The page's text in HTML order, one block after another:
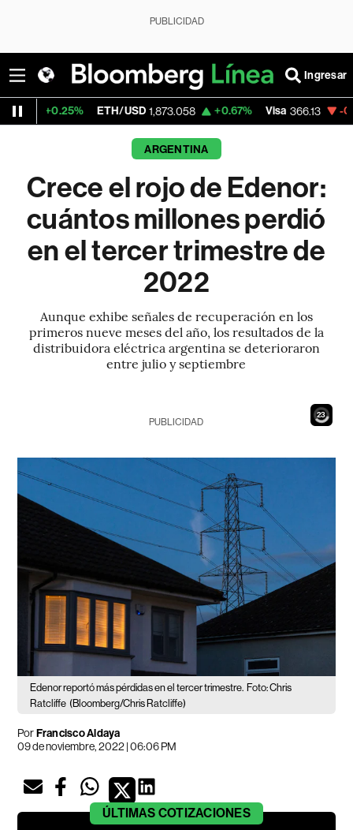
PUBLICIDAD
Ingresar
ETH/USD 1,873.058 +0.67% Visa 366.13 -0.04%
ARGENTINA
Crece el rojo de Edenor:
cuántos millones perdió
en el tercer trimestre de
2022
Aunque exhibe señales de recuperación en los
primeros nueve meses del año, los resultados de la
distribuidora eléctrica argentina se deterioraron
entre julio y septiembre
21
PUBLICIDAD
Edenor reportó más pérdidas en el tercer trimestre. Foto: Chris
Ratcliffe (Bloomberg/Chris Ratcliffe)
PorFrancisco Aldaya
09 de noviembre, 2022 | 06:06 PM
ÚLTIMAS COTIZACIONES